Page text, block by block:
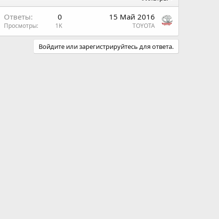
Ответы 0
Просмотры 1K
15 Май 2016
TOYOTA
Войдите или зарегистрируйтесь для ответа.